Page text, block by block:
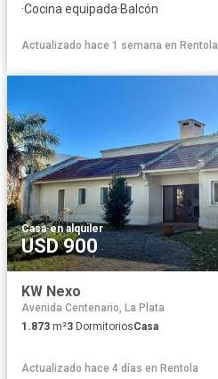
·Cocina equipada·Balcón
Actualizado hace 1 semana en Rentola
Casa·en alquiler
USD 900
KW Nexo
Avenida Centenario, La Plata
1.873 m²3 DormitoriosCasa
Actualizado hace 4 días en Rentola